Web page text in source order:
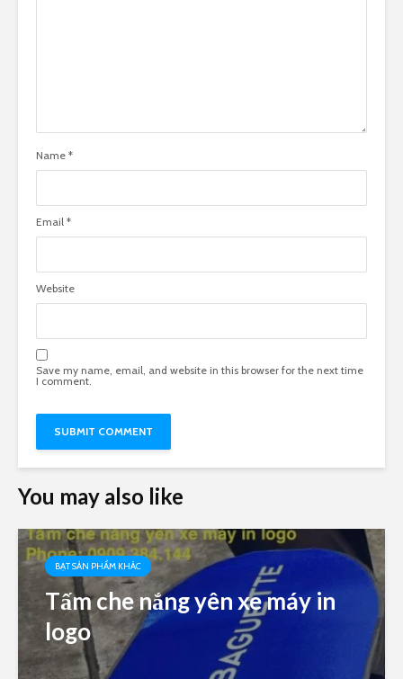
Name *
Email *
Website
Save my name, email, and website in this browser for the next time
I comment.
You may also like
BẠT SẢN PHẨM KHÁC
Tấm che nắng yên xe máy in
logo